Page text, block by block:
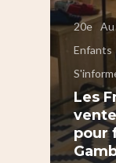
20e
Enfants
Les
pour